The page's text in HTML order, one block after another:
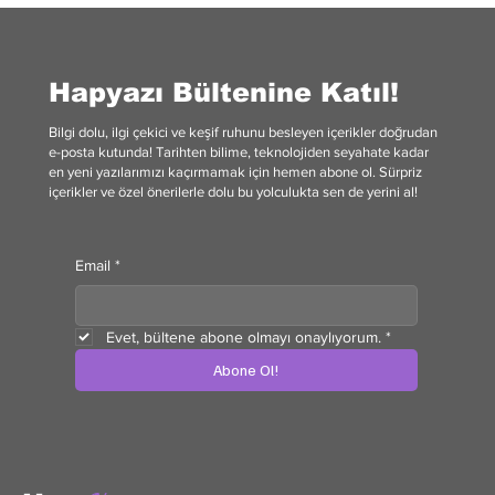
Hapyazı Bültenine Katıl!
Email *
Evet, bültene abone olmayı onaylıyorum. *
Abone Ol!
Bilgi dolu, ilgi çekici ve keşif ruhunu besleyen içerikler doğrudan
e-posta kutunda! Tarihten bilime, teknolojiden seyahate kadar
en yeni yazılarımızı kaçırmamak için hemen abone ol. Sürpriz
içerikler ve özel önerilerle dolu bu yolculukta sen de yerini al!